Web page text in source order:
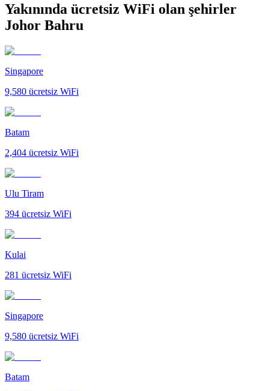
Yakınında ücretsiz WiFi olan şehirler
Johor Bahru
Singapore
9,580 ücretsiz WiFi
Batam
2,404 ücretsiz WiFi
Ulu Tiram
394 ücretsiz WiFi
Kulai
281 ücretsiz WiFi
Singapore
9,580 ücretsiz WiFi
Batam